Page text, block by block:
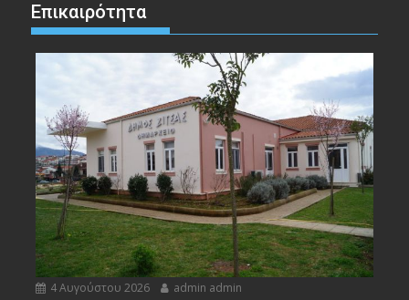
Επικαιρότητα
4 Αυγούστου 2026 admin admin